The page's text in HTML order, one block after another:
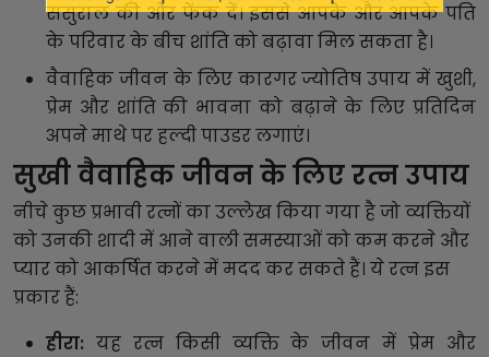
ससुराल की ओर फेंक दें। इससे आपके और आपके पति
के परिवार के बीच शांति को बढ़ावा मिल सकता है।
वैवाहिक जीवन के लिए कारगर ज्योतिष उपाय में खुशी,
प्रेम और शांति की भावना को बढ़ाने के लिए प्रतिदिन
अपने माथे पर हल्दी पाउडर लगाएं।
सुखी वैवाहिक जीवन के लिए रत्न उपाय
नीचे कुछ प्रभावी रत्नों का उल्लेख किया गया है जो व्यक्तियों
को उनकी शादी में आने वाली समस्याओं को कम करने और
प्यार को आकर्षित करने में मदद कर सकते हैं। ये रत्न इस
प्रकार हैं:
हीरा: यह रत्न किसी व्यक्ति के जीवन में प्रेम और